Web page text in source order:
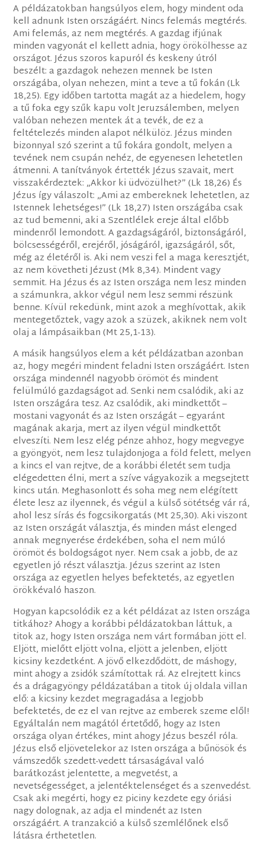
A példázatokban hangsúlyos elem, hogy mindent oda
kell adnunk Isten országáért. Nincs felemás megtérés.
Ami felemás, az nem megtérés. A gazdag ifjúnak
minden vagyonát el kellett adnia, hogy örökölhesse az
országot. Jézus szoros kapuról és keskeny útról
beszélt: a gazdagok nehezen mennek be Isten
országába, olyan nehezen, mint a teve a tű fokán (Lk
18,25). Egy időben tartotta magát az a hiedelem, hogy
a tű foka egy szűk kapu volt Jeruzsálemben, melyen
valóban nehezen mentek át a tevék, de ez a
feltételezés minden alapot nélkülöz. Jézus minden
bizonnyal szó szerint a tű fokára gondolt, melyen a
tevének nem csupán nehéz, de egyenesen lehetetlen
átmenni. A tanítványok értették Jézus szavait, mert
visszakérdeztek: „Akkor ki üdvözülhet?” (Lk 18,26) És
Jézus így válaszolt: „Ami az embereknek lehetetlen, az
Istennek lehetséges!” (Lk 18,27) Isten országába csak
az tud bemenni, aki a Szentlélek ereje által előbb
mindenről lemondott. A gazdagságáról, biztonságáról,
bölcsességéről, erejéről, jóságáról, igazságáról, sőt,
még az életéről is. Aki nem veszi fel a maga keresztjét,
az nem követheti Jézust (Mk 8,34). Mindent vagy
semmit. Ha Jézus és az Isten országa nem lesz minden
a számunkra, akkor végül nem lesz semmi részünk
benne. Kívül rekedünk, mint azok a meghívottak, akik
mentegetőztek, vagy azok a szüzek, akiknek nem volt
olaj a lámpásaikban (Mt 25,1-13).
A másik hangsúlyos elem a két példázatban azonban
az, hogy megéri mindent feladni Isten országáért. Isten
országa mindennél nagyobb örömöt és mindent
felülmúló gazdagságot ad. Senki nem csalódik, aki az
Isten országára tesz. Az csalódik, aki mindkettőt –
mostani vagyonát és az Isten országát – egyaránt
magának akarja, mert az ilyen végül mindkettőt
elveszíti. Nem lesz elég pénze ahhoz, hogy megvegye
a gyöngyöt, nem lesz tulajdonjoga a föld felett, melyen
a kincs el van rejtve, de a korábbi életét sem tudja
elégedetten élni, mert a szíve vágyakozik a megsejtett
kincs után. Meghasonlott és soha meg nem elégített
élete lesz az ilyennek, és végül a külső sötétség vár rá,
ahol lesz sírás és fogcsikorgatás (Mt 25,30). Aki viszont
az Isten országát választja, és minden mást elenged
annak megnyerése érdekében, soha el nem múló
örömöt és boldogságot nyer. Nem csak a jobb, de az
egyetlen jó részt választja. Jézus szerint az Isten
országa az egyetlen helyes befektetés, az egyetlen
örökkévaló haszon.
Hogyan kapcsolódik ez a két példázat az Isten országa
titkához? Ahogy a korábbi példázatokban láttuk, a
titok az, hogy Isten országa nem várt formában jött el.
Eljött, mielőtt eljött volna, eljött a jelenben, eljött
kicsiny kezdetként. A jövő elkezdődött, de máshogy,
mint ahogy a zsidók számítottak rá. Az elrejtett kincs
és a drágagyöngy példázatában a titok új oldala villan
elő: a kicsiny kezdet megragadása a legjobb
befektetés, de ez el van rejtve az emberek szeme elől!
Egyáltalán nem magától értetődő, hogy az Isten
országa olyan értékes, mint ahogy Jézus beszél róla.
Jézus első eljövetelekor az Isten országa a bűnösök és
vámszedők szedett-vedett társaságával való
barátkozást jelentette, a megvetést, a
nevetségességet, a jelentéktelenséget és a szenvedést.
Csak aki megérti, hogy ez piciny kezdete egy óriási
nagy dolognak, az adja el mindenét az Isten
országáért. A tranzakció a külső szemlélőnek első
látásra érthetetlen.